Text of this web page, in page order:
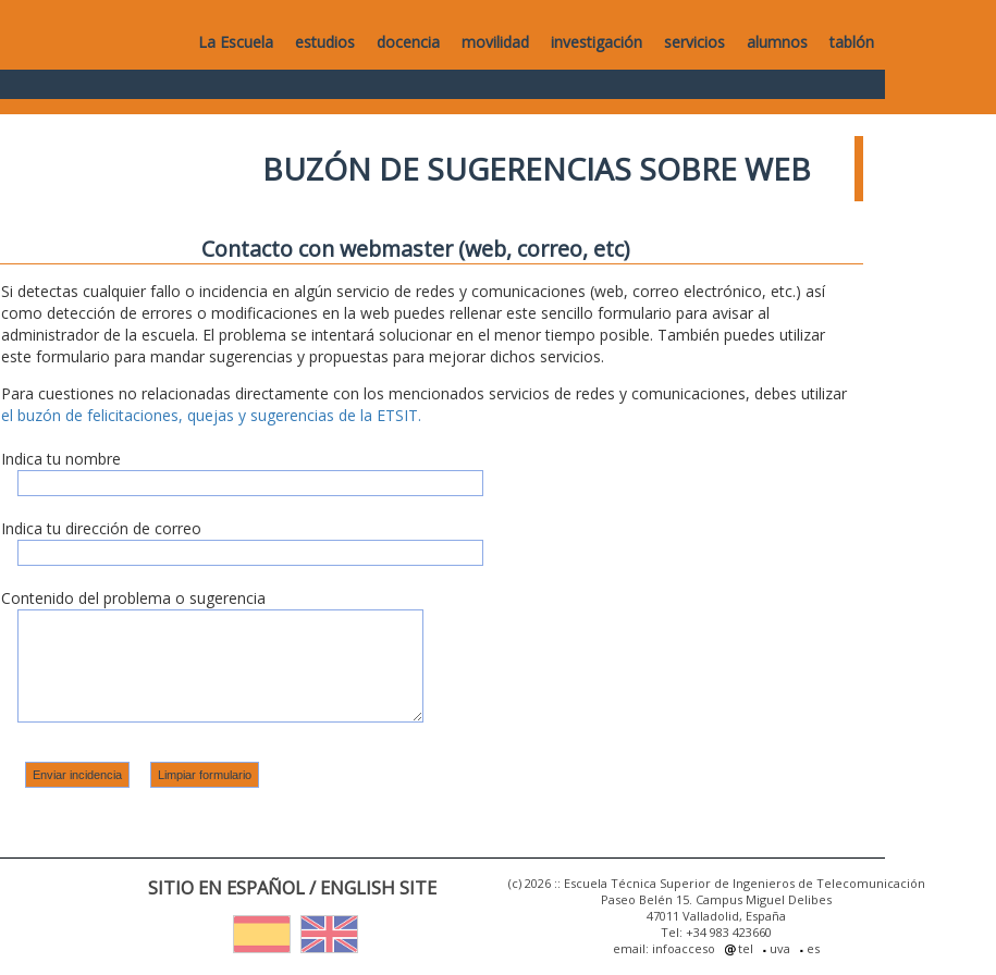
La Escuela estudios docencia movilidad investigación servicios alumnos tablón
BUZÓN DE SUGERENCIAS SOBRE WEB
Contacto con webmaster (web, correo, etc)
Si detectas cualquier fallo o incidencia en algún servicio de redes y comunicaciones (web, correo electrónico, etc.) así
como detección de errores o modificaciones en la web puedes rellenar este sencillo formulario para avisar al
administrador de la escuela. El problema se intentará solucionar en el menor tiempo posible. También puedes utilizar
este formulario para mandar sugerencias y propuestas para mejorar dichos servicios.
Para cuestiones no relacionadas directamente con los mencionados servicios de redes y comunicaciones, debes utilizar
el buzón de felicitaciones, quejas y sugerencias de la ETSIT.
Indica tu nombre
Indica tu dirección de correo
Contenido del problema o sugerencia
SITIO EN ESPAÑOL / ENGLISH SITE
(c) 2026 :: Escuela Técnica Superior de Ingenieros de Telecomunicación
Paseo Belén 15. Campus Miguel Delibes
47011 Valladolid, España
Tel: +34 983 423660
email: infoacceso
tel uva es